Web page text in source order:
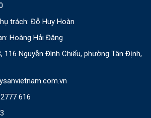
trách: Đỗ Huy Hoàn
Hoàng Hải Đăng
116 Nguyễn Đình Chiểu, phường Tân Định,
616